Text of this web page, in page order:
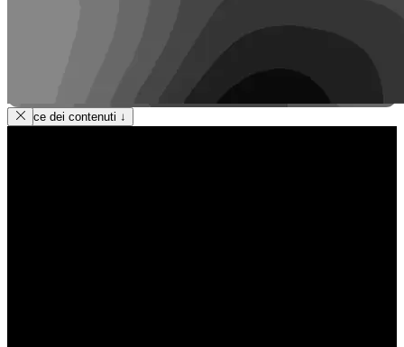
Indice dei contenuti ↓